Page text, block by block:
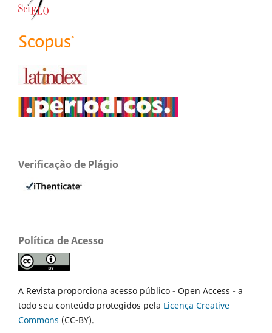
Verificação de Plágio
Política de Acesso
A Revista proporciona acesso público - Open Access - a
todo seu conteúdo protegidos pela Licença Creative
Commons (CC-BY).